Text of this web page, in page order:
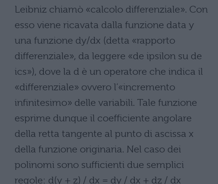
Leibniz chiamò «calcolo differenziale». Con
esso viene ricavata dalla funzione data y
una funzione dy/dx (detta «rapporto
differenziale», da leggere «de ipsilon su de
ics»), dove la d è un operatore che indica il
«differenziale» ovvero l’«incremento
infinitesimo» delle variabili. Tale funzione
esprime dunque il coefficiente angolare
della retta tangente al punto di ascissa x
della funzione originaria. Nel caso dei
polinomi sono sufficienti due semplici
regole: d(y + z) / dx = dy / dx + dz / dx